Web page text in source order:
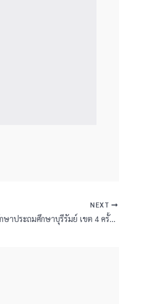
NEXT
การประชุม อ.ก.ค.ศ. เขตพื้นที่การศึกษาประถมศึกษาบุรีรัมย์ เขต 4 ครั้งที่ 4/ 2568